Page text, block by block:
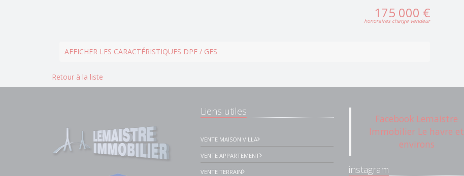
175 000 €
honoraires charge vendeur
AFFICHER LES CARACTÉRISTIQUES DPE / GES
Retour à la liste
Liens utiles
VENTE MAISON VILLA
VENTE APPARTEMENT
VENTE TERRAIN
Facebook Lemaistre
Immobilier Le havre et
environs
instagram